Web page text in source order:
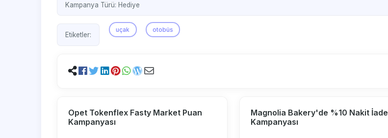
Kampanya Türü: Hediye
Etiketler:
uçak otobüs
Opet Tokenflex Fasty Market Puan
Kampanyası
Magnolia Bakery'de %10 Nakit İade
Kampanyası